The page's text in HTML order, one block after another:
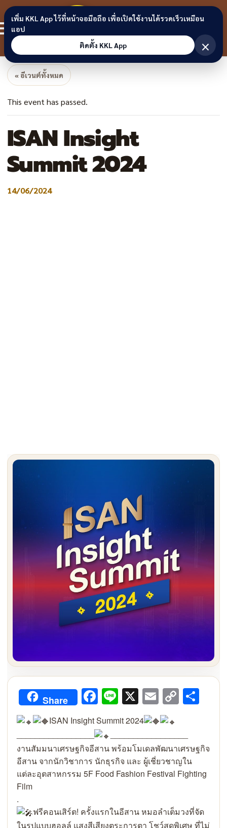
Skip to content
ขอนแก่น
ลิงก์
« อีเวนต์ทั้งหมด
This event has passed.
ISAN Insight
Summit 2024
14/06/2024
Share Facebook
Line
X Email
Copy
ISAN Insight Summit 2024
งานสัมมนาเศรษฐกิจอีสาน พร้อมโมเดลพัฒนาเศรษฐกิจ
อีสาน จากนักวิชาการ นักธุรกิจ และ ผู้เชี่ยวชาญใน
แต่ละอุตสาหกรรม 5F Food Fashion Festival Fighting
Film
.
ฟรีคอนเสิร์ต! ครั้งแรกในอีสาน หมอลำเต็มวงที่จัด
ในรูปแบบฮอลล์ แสงสีเสียงตระการตา โชว์สุดพิเศษ ที่ไม่
เพิ่ม KKL App ไว้ที่หน้าจอมือถือ เพื่อเปิดใช้งานได้รวดเร็วเหมือน
แอป
ติดตั้ง KKL App
×